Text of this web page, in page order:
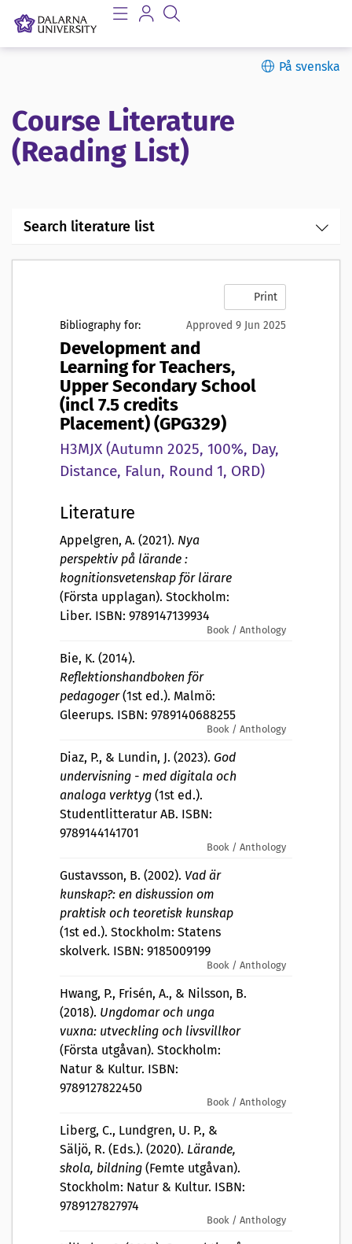
På svenska
Course Literature
(Reading List)
Search literature list
Print
Bibliography for: Approved 9 Jun 2025
Development and
Learning for Teachers,
Upper Secondary School
(incl 7.5 credits
Placement) (GPG329)
H3MJX (Autumn 2025, 100%, Day,
Distance, Falun, Round 1, ORD)
Literature
Appelgren, A. (2021). Nya
perspektiv på lärande :
kognitionsvetenskap för lärare
(Första upplagan). Stockholm:
Liber. ISBN: 9789147139934
Book / Anthology
Bie, K. (2014).
Reflektionshandboken för
pedagoger(1st ed.). Malmö:
Gleerups. ISBN: 9789140688255
Book / Anthology
Diaz, P., & Lundin, J. (2023). God
undervisning - med digitala och
analoga verktyg (1st ed.).
Studentlitteratur AB. ISBN:
9789144141701
Book / Anthology
Gustavsson, B. (2002). Vad är
kunskap?: en diskussion om
praktisk och teoretisk kunskap
(1st ed.). Stockholm: Statens
skolverk. ISBN: 9185009199
Book / Anthology
Hwang, P., Frisén, A., & Nilsson, B.
(2018). Ungdomar och unga
vuxna: utveckling och livsvillkor
(Första utgåvan). Stockholm:
Natur & Kultur. ISBN:
9789127822450
Book / Anthology
Liberg, C., Lundgren, U. P., &
Säljö, R. (Eds.). (2020). Lärande,
skola, bildning (Femte utgåvan).
Stockholm: Natur & Kultur. ISBN:
9789127827974
Book / Anthology